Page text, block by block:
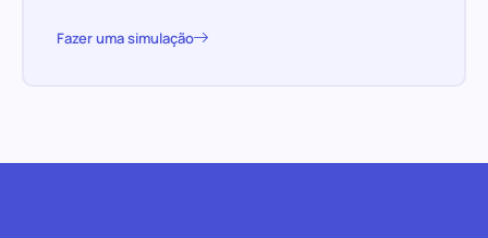
Fazer uma simulação